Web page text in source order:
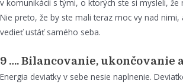
v komunikácii s tými, o ktorých ste si mysleli,
Nie preto, že by ste mali teraz moc vy nad nimi,
vedieť ustáť samého seba.
9 …. Bilancovanie, ukončovanie
Energia deviatky v sebe nesie naplnenie.